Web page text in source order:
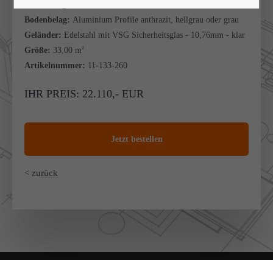
Bodenbelag: Aluminium Profile anthrazit, hellgrau oder grau
Geländer: Edelstahl mit VSG Sicherheitsglas - 10,76mm - klar
Größe: 33,00 m2
Artikelnummer: 11-133-260
IHR PREIS: 22.110,- EUR
Jetzt bestellen
< zurück